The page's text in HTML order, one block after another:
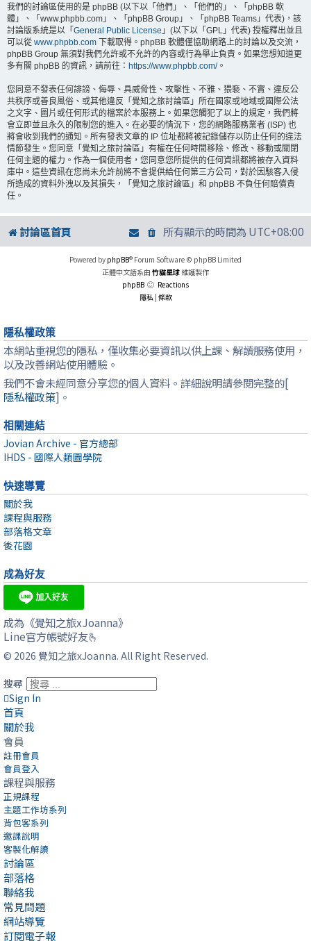
我們的討論區使用的是 phpBB (以下以「他們」、「他們的」、「phpBB 軟
體」、「www.phpbb.com」、「phpBB Group」、「phpBB Teams」代表)，該
討論版系統是以「 General Public License 」(以下以「GPL」代表) 授權釋出並且
可以從 www.phpbb.com 下載取得。phpBB 軟體僅協助網路上的討論以及交流，
phpBB Group 無須對我們允許或不允許的內容或行為舉止負責。如果您想知道更
多有關 phpBB 的資訊，請前往： https://www.phpbb.com/。
您同意不發表任何誹謗、侮辱、具威脅性、攻擊性、不雅、猥褻、不實、違反公
共秩序或善良風俗、或其他違反「覺知之旅討論區」所在國家或地域或國際公法
之文字、圖片或任何形式的檔案於本服務上。如果您觸犯了以上的規定，我們將
會立即並且永久的限制您的進入。在必要的情況下，您的網路服務業者 (ISP) 也
將會收到我們的通知。所有發表文章的 IP 位址都將被記錄儲存以防止任何的違法
情節發生。您同意「覺知之旅討論區」有權在任何時間移除、修改、移動或關閉
任何主題的權力。作為一個使用者，您同意您所提供的任何資訊都將被存入資料
庫中。這些資訊在您尚未允許前將不會提供給任何第三方公司，對於因駭客入侵
所造成的資料外洩以及其損失，「覺知之旅討論區」和 phpBB 不負任何賠償責
任。
討論區首頁 所有顯示的時間為UTC+08:00
Powered by phpBB® Forum Software © phpBB Limited
正體中文語系由 竹貓星球 維護製作
phpBB
Reactions
隱私 | 條款
隱私權政策
本網站重視您的隱私，僅收集必要資訊以供上課、解讀服務使用，
以及改善網站使用體驗。
我們不會未經同意分享您的個人資料。詳細說明請參閱完整的[
隱私權政策]。
相關連結
Jovian Archive - 官方總部
IHDS - 國際人類圖學院
快速導覽
關於我
課程與服務
部落格文章
後花園
成為好友
成為《覺知之旅xJoanna》
Line官方帳號好友🫰
© 2026 覺知之旅xJoanna. All Right Reserved.
搜尋
Sign In
首頁
關於我
會員
註冊會員
會員登入
課程與服務
正規課程
主題工作坊系列
背包客系列
邀課說明
客製化解讀
討論區
部落格
聯絡我
常見問題
網站導覽
訂閱電子報